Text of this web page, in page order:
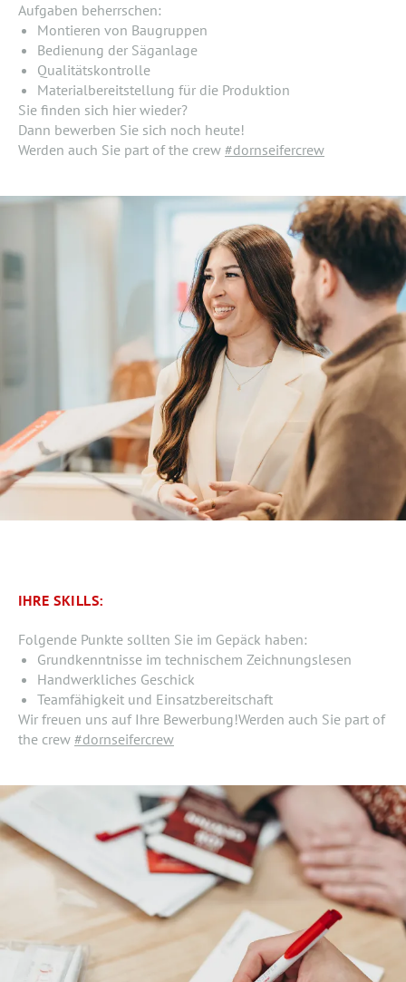
Aufgaben beherrschen:
Montieren von Baugruppen
Bedienung der Säganlage
Qualitätskontrolle
Materialbereitstellung für die Produktion
Sie finden sich hier wieder?
Dann bewerben Sie sich noch heute!
Werden auch Sie part of the crew #dornseifercrew
IHRE SKILLS:
Folgende Punkte sollten Sie im Gepäck haben:
Grundkenntnisse im technischem Zeichnungslesen
Handwerkliches Geschick
Teamfähigkeit und Einsatzbereitschaft
Wir freuen uns auf Ihre Bewerbung!Werden auch Sie part of
the crew #dornseifercrew